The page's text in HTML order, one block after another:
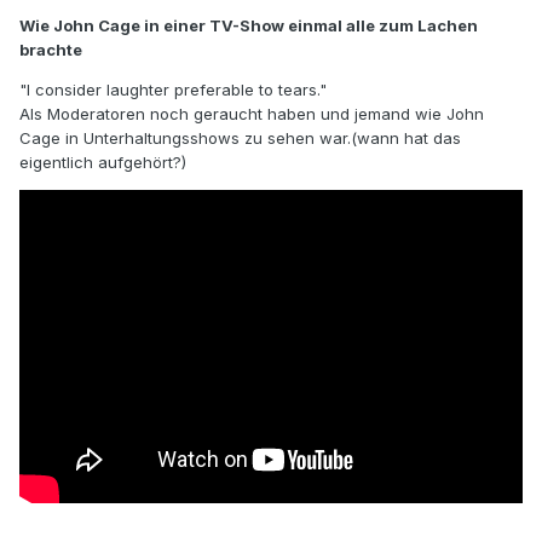
Wie John Cage in einer TV-Show einmal alle zum Lachen
brachte
"I consider laughter preferable to tears."
Als Moderatoren noch geraucht haben und jemand wie John
Cage in Unterhaltungsshows zu sehen war.(wann hat das
eigentlich aufgehört?)